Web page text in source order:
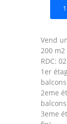
Vend
200
RDC:
1er
balcons
2eme
balcons
3eme